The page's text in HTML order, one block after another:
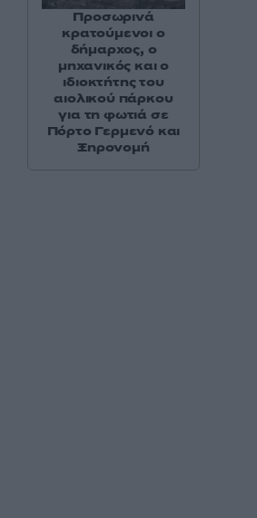
Προσωρινά
κρατούμενοι ο
δήμαρχος, ο
μηχανικός και ο
ιδιοκτήτης του
αιολικού πάρκου
για τη φωτιά σε
Πόρτο Γερμενό και
Ξηρονομή